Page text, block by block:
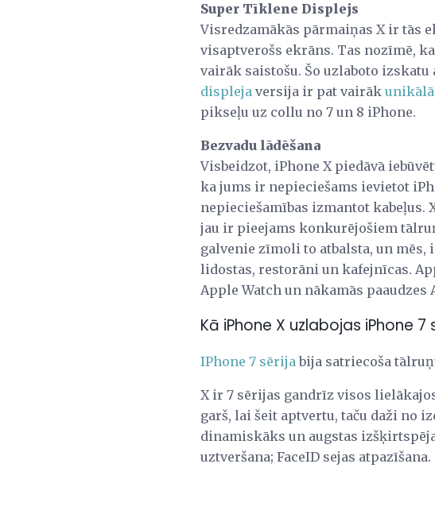
Super Tīklene Displejs
Visredzamākās pārmaiņas X ir tās
visaptverošs ekrāns. Tas nozīmē,
vairāk saistošu. Šo uzlaboto
displeja versija ir pat vairāk
pikseļu uz collu no 7 un 8 iPhone.
Bezvadu lādēšana
Visbeidzot, iPhone X piedāvā
ka jums ir nepieciešams ievietot
nepieciešamības izmantot kabeļus.
jau ir pieejams konkurējošiem
galvenie zīmoli to atbalsta, un
lidostas, restorāni un kafejnīcas.
Apple Watch un nākamās paaudzes
Kā iPhone X uzlabojas iPhone 7
IPhone 7 sērija bija satriecoša
X ir 7 sērijas gandrīz visos
garš, lai šeit aptvertu, taču daži no
dinamiskāks un augstas
uztveršana; FaceID sejas atpazīšana.